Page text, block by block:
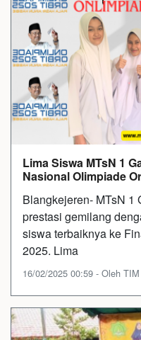
Lima Siswa MTsN 1
Nasional Olimpiade
Blangkejeren- MTsN 1
prestasi gemilang
siswa terbaiknya ke
2025. Lima
16/02/2025 00:59 - Oleh